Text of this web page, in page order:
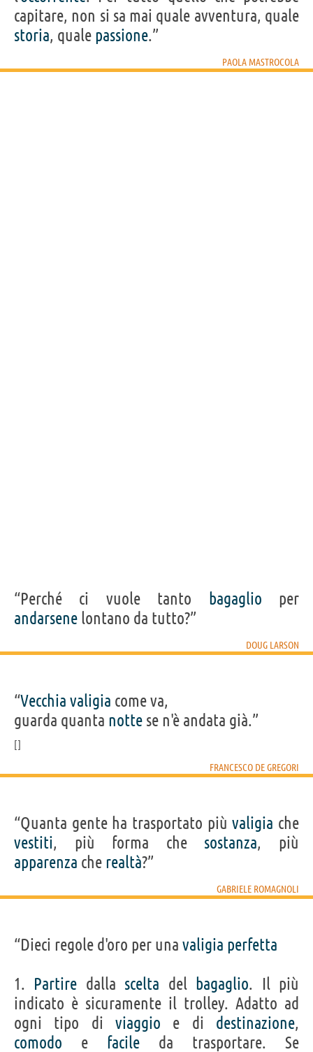
capitare, non si sa mai quale avventura, quale
storia, quale passione.”
PAOLA MASTROCOLA
“Perché ci vuole tanto bagaglio per
andarsene lontano da tutto?”
DOUG LARSON
“Vecchia valigia come va,
guarda quanta notte se n'è andata già.”
FRANCESCO DE GREGORI
“Quanta gente ha trasportato piùvaligia che
vestiti, più forma che sostanza, più
apparenza che realtà?”
GABRIELE ROMAGNOLI
“Dieci regole d'oro per una valigia perfetta
1. Partire dalla scelta del bagaglio. Il più
indicato è sicuramente il trolley. Adatto ad
ogni tipo di viaggio e di destinazione,
comodo e facile da trasportare. Se